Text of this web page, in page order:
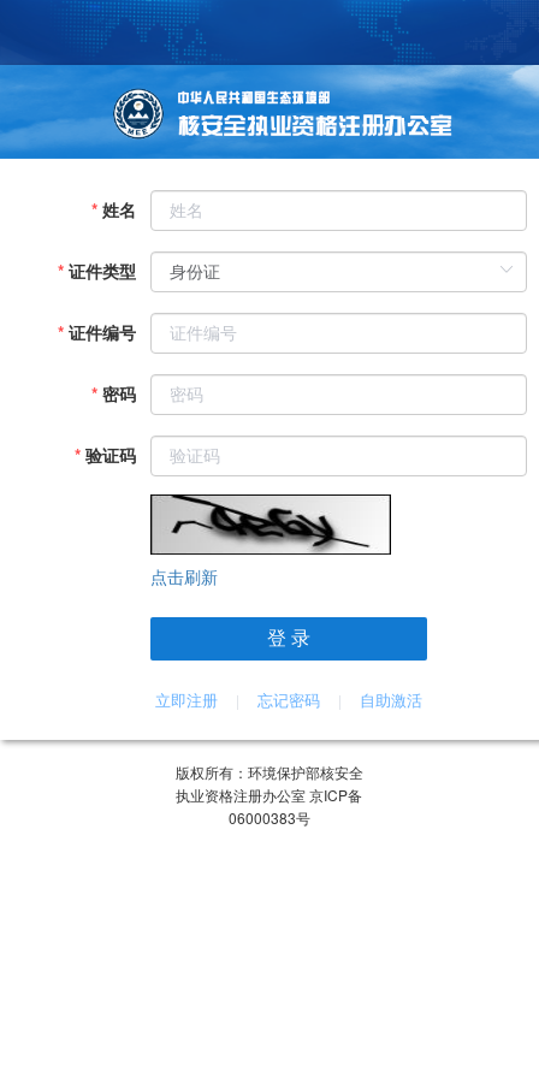
姓名
证件类型
证件编号
密码
验证码
点击刷新
登 录
立即注册 | 忘记密码 | 自助激活
版权所有：环境保护部核安全
执业资格注册办公室 京ICP备
06000383号